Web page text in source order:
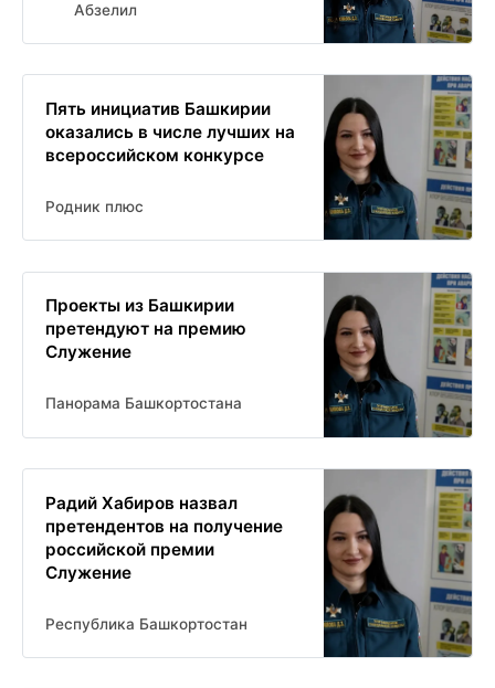
Абзелил
Пять инициатив Башкирии
оказались в числе лучших на
всероссийском конкурсе
Родник плюс
Проекты из Башкирии
претендуют на премию
Служение
Панорама Башкортостана
Радий Хабиров назвал
претендентов на получение
российской премии
Служение
Республика Башкортостан